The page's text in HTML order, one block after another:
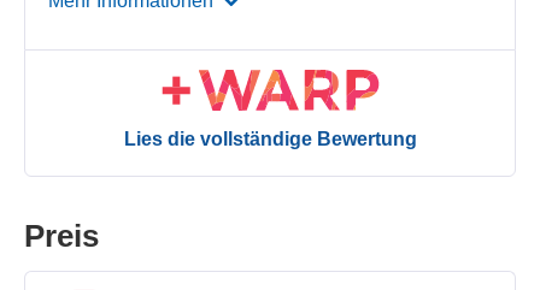
Lies die vollständige Bewertung
Preis